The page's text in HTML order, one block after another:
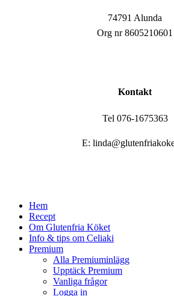
74791 Alunda
Org nr 8605210601
Kontakt
Tel 076-1675363
E:
Close
Menu
Hem
Recept
Om Glutenfria Köket
Info & tips om Celiaki
Premium
Alla Premiuminlägg
Upptäck Premium
Vanliga frågor
Logga in